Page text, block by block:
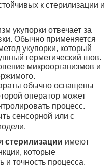
к стерилизации и
укупорки отвечает за
Обычно применяется
укупорки, который
герметический шов.
микроорганизмов и
обычно оснащены
оператор может
процесс.
сенсорной или с
стерилизации имеют
которые
и точность процесса.